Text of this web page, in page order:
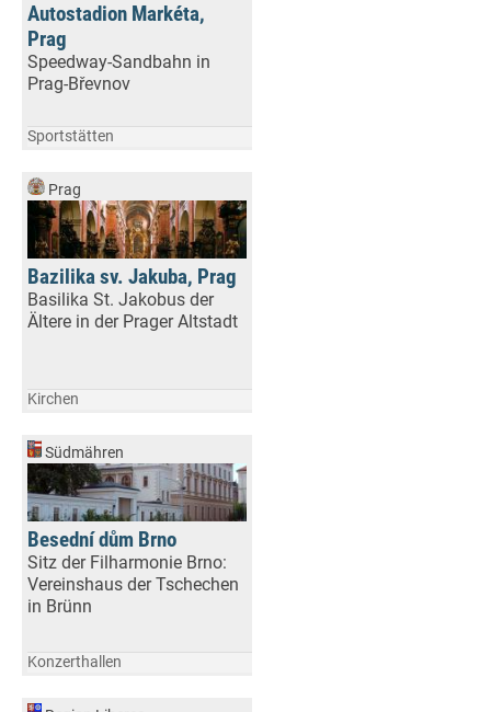
Autostadion Markéta,
Prag
Speedway-Sandbahn in
Prag-Břevnov
Sportstätten
Prag
Bazilika sv. Jakuba, Prag
Basilika St. Jakobus der
Ältere in der Prager Altstadt
Kirchen
Südmähren
Besední dům Brno
Sitz der Filharmonie Brno:
Vereinshaus der Tschechen
in Brünn
Konzerthallen